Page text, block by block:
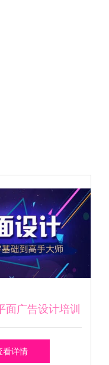
面广告设计培训
前景指南
看详情